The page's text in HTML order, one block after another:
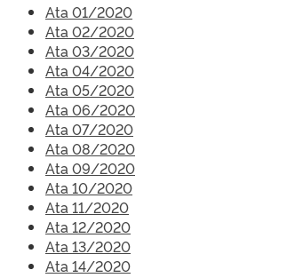
Ata 01/2020
Ata 02/2020
Ata 03/2020
Ata 04/2020
Ata 05/2020
Ata 06/2020
Ata 07/2020
Ata 08/2020
Ata 09/2020
Ata 10/2020
Ata 11/2020
Ata 12/2020
Ata 13/2020
Ata 14/2020